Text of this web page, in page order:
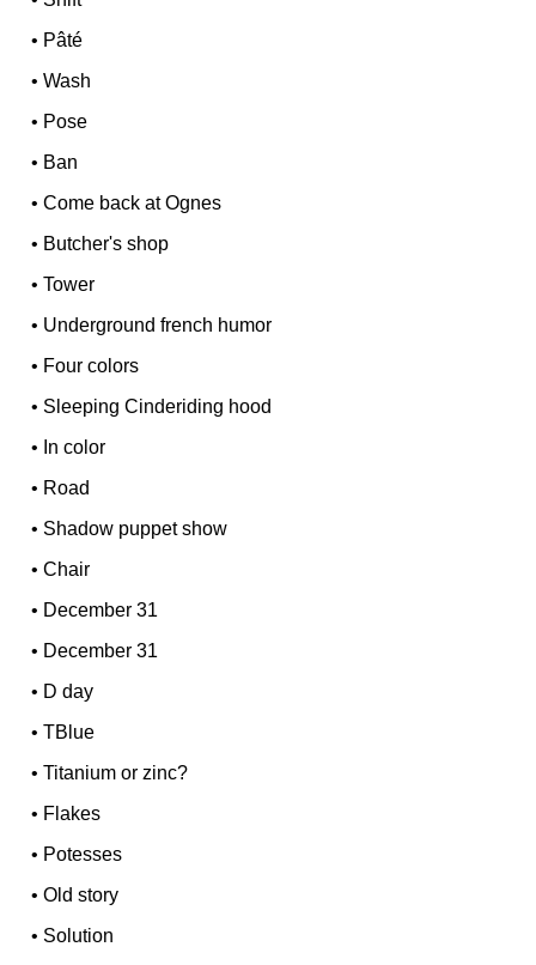
• Pâté
•Wash
• Pose
• Ban
•Come back at Ognes
• Butcher's shop
•Tower
• Underground french humor
• Four colors
• Sleeping Cinderiding hood
• In color
• Road
• Shadow puppet show
•Chair
• December 31
• December 31
• D day
•TBlue
•Titanium or zinc?
• Flakes
• Potesses
•Old story
• Solution